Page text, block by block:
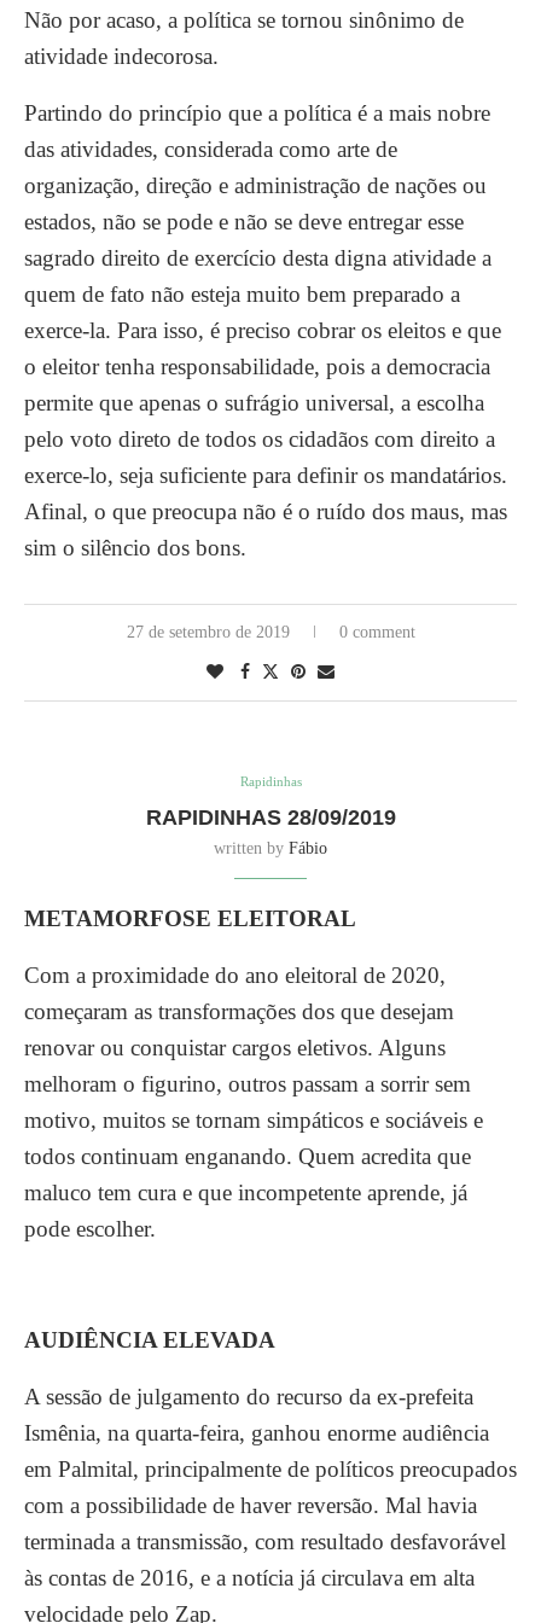
Não por acaso, a política se tornou sinônimo de
atividade indecorosa.
Partindo do princípio que a política é a mais nobre
das atividades, considerada como arte de
organização, direção e administração de nações ou
estados, não se pode e não se deve entregar esse
sagrado direito de exercício desta digna atividade a
quem de fato não esteja muito bem preparado a
exerce-la. Para isso, é preciso cobrar os eleitos e que
o eleitor tenha responsabilidade, pois a democracia
permite que apenas o sufrágio universal, a escolha
pelo voto direto de todos os cidadãos com direito a
exerce-lo, seja suficiente para definir os mandatários.
Afinal, o que preocupa não é o ruído dos maus, mas
sim o silêncio dos bons.
27 de setembro de 2019 0 comment
Rapidinhas
RAPIDINHAS 28/09/2019
written by Fábio
METAMORFOSE ELEITORAL
Com a proximidade do ano eleitoral de 2020,
começaram as transformações dos que desejam
renovar ou conquistar cargos eletivos. Alguns
melhoram o figurino, outros passam a sorrir sem
motivo, muitos se tornam simpáticos e sociáveis e
todos continuam enganando. Quem acredita que
maluco tem cura e que incompetente aprende, já
pode escolher.
AUDIÊNCIA ELEVADA
A sessão de julgamento do recurso da ex-prefeita
Ismênia, na quarta-feira, ganhou enorme audiência
em Palmital, principalmente de políticos preocupados
com a possibilidade de haver reversão. Mal havia
terminada a transmissão, com resultado desfavorável
às contas de 2016, e a notícia já circulava em alta
velocidade pelo Zap.